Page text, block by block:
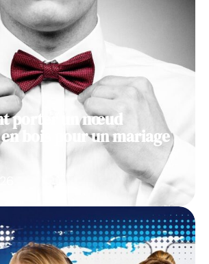
porter un nœud
bois pour un mariage